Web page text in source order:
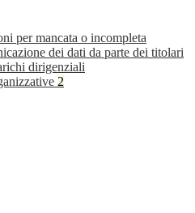
per mancata o incompleta
dei dati da parte dei titolari
dirigenziali
2